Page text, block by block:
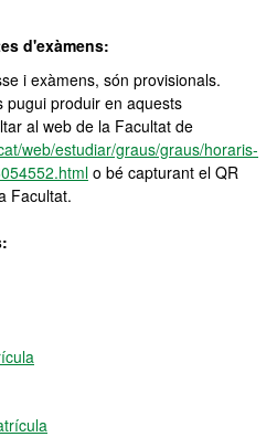
d'exàmens:
i exàmens, són provisionals.
pugui produir en aquests
al web de la Facultat de
web/estudiar/graus/graus/horaris-
o bé capturant el QR
Facultat.